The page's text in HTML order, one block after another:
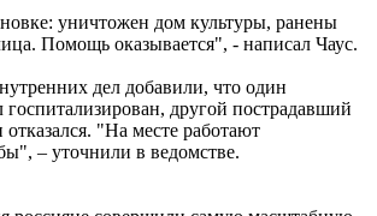
уничтожен дом культуры, ранены
Помощь оказывается", - написал Чаус.
дел добавили, что один
другой пострадавший
отказался. "На месте работают
– уточнили в ведомстве.